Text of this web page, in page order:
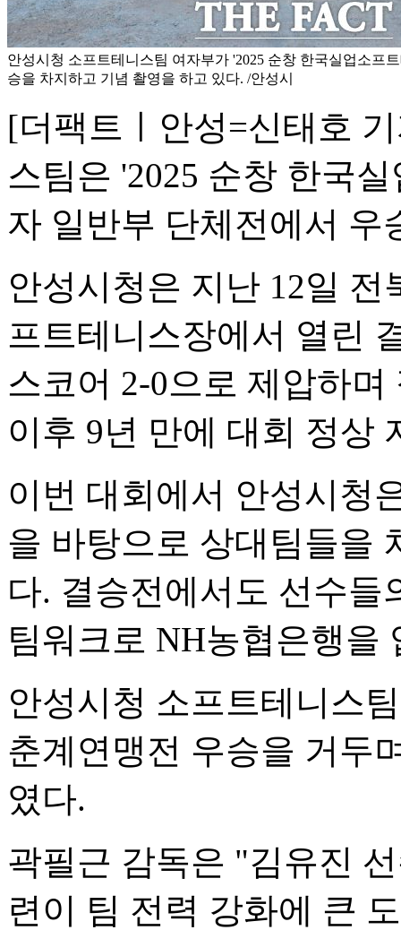
안성시청 소프트테니스팀 여자부가 '2025 순창 한국실업소프
승을 차지하고 기념 촬영을 하고 있다. /안성시
[더팩트ㅣ안성=신태호
스팀은 '2025 순창 한국
자 일반부 단체전에서 우
안성시청은 지난 12일
프트테니스장에서 열린
스코어 2-0으로 제압하
이후 9년 만에 대회 정상
이번 대회에서 안성시청
을 바탕으로 상대팀들을
다. 결승전에서도 선수들
팀워크로 NH농협은행을
안성시청 소프트테니스
춘계연맹전 우승을 거두
였다.
곽필근 감독은 "김유진
련이 팀 전력 강화에 큰